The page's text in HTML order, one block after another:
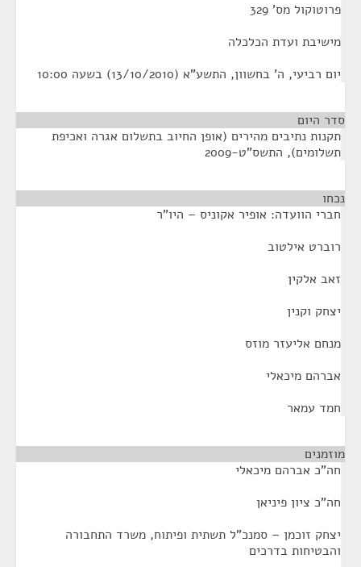
פרוטוקול מס' 329
מישיבת ועדת הכלכלה
יום רביעי, ה' בחשוון, התשע"א (13/10/2010) בשעה 10:00
סדר היום
תקנות נתיבים מהירים (אופן החיוב בתשלום אגרה ואכיפת
תשלומים), התשס"ט-2009
נכחו
חברי הוועדה: אופיר אקוניס – היו"ר
רוברט אילטוב
זאב אלקין
יצחק וקנין
מנחם אליעזר מוזס
אברהם מיכאלי
חמד עמאר
מוזמנים
חה"כ אברהם מיכאלי
חה"כ ציון פיניאן
יצחק זוכמן – סמנכ"ל תשתית ופיתוח, משרד התחבורה
והבטיחות בדרכים